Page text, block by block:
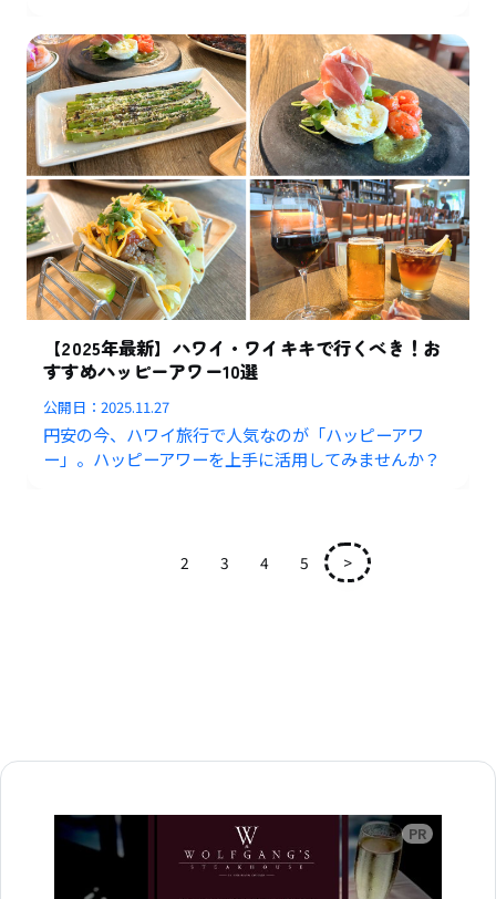
【2025年最新】ハワイ・ワイキキで行くべき！お
すすめハッピーアワー10選
公開日：2025.11.27
円安の今、ハワイ旅行で人気なのが「ハッピーアワ
ー」。ハッピーアワーを上手に活用してみませんか？
2 3 4 5 >
広告